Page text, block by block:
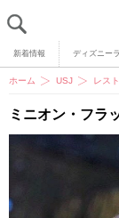
新着情報 ディズニー
ホーム USJ レス
ミニオン・フラ